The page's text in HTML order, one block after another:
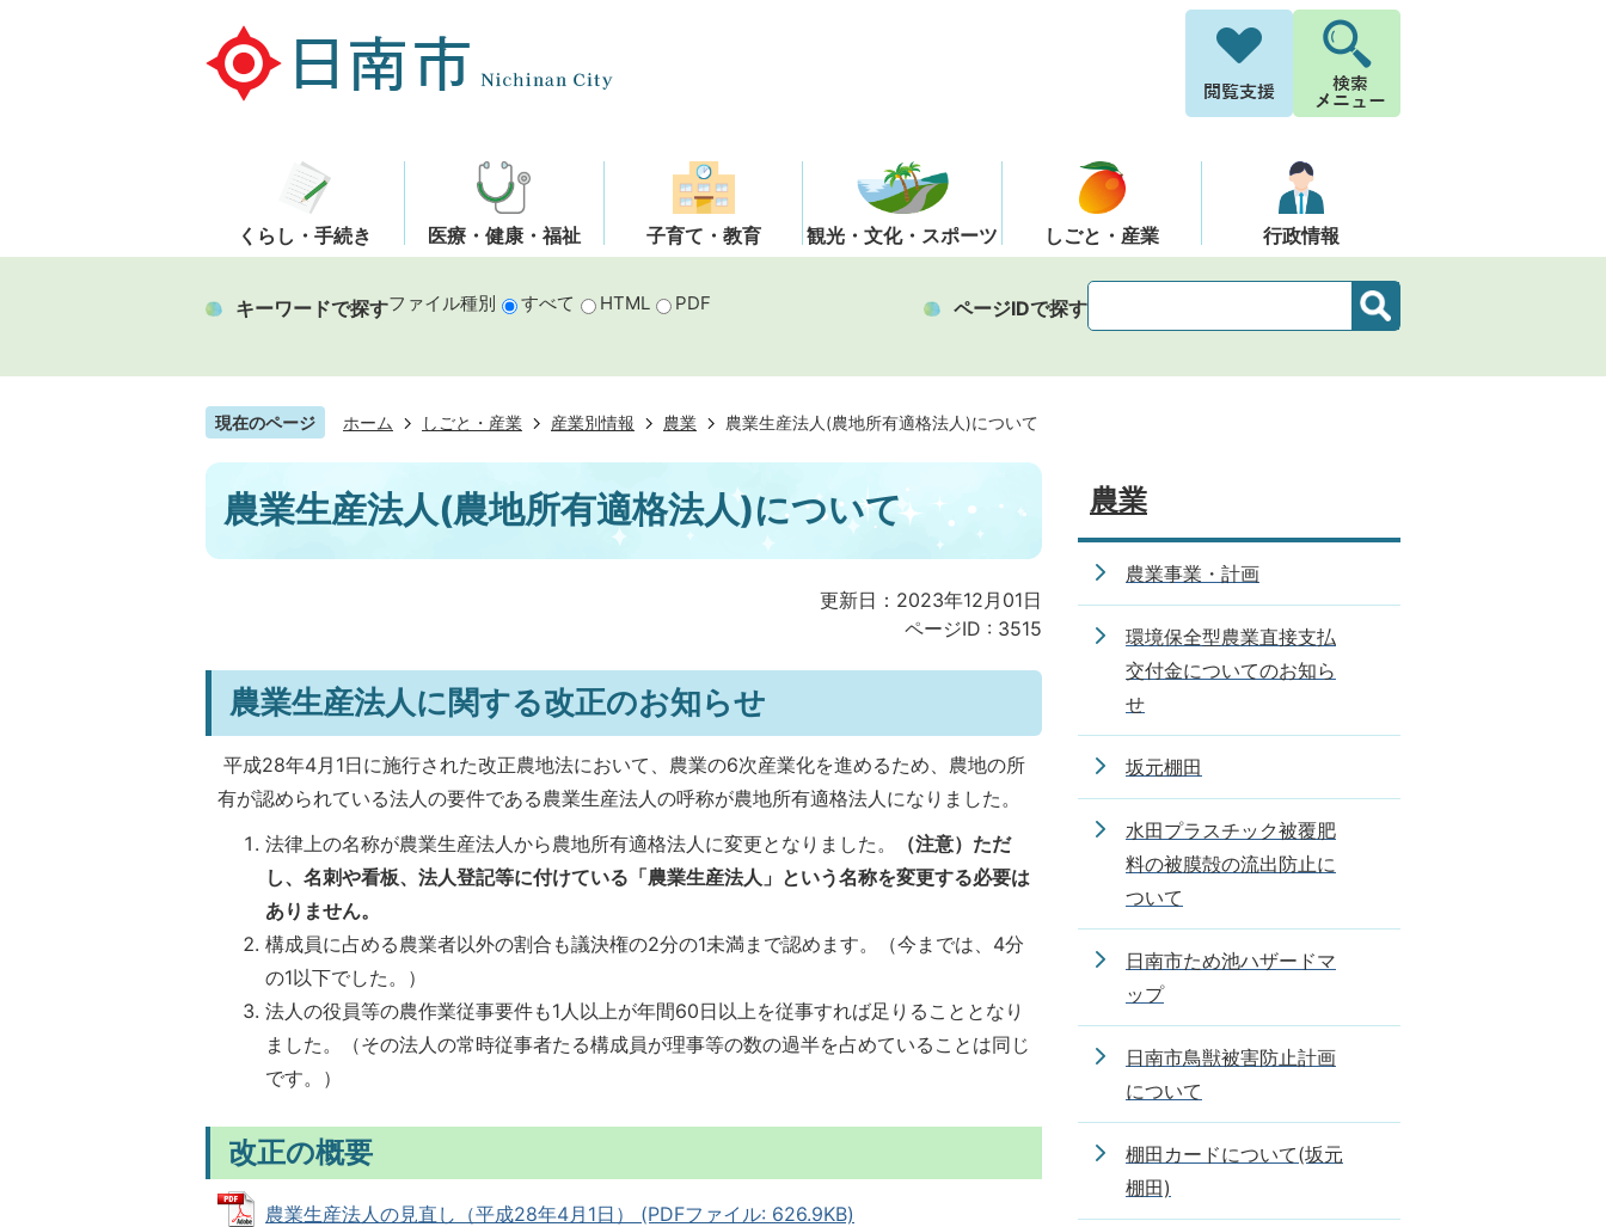
くらし・手続き 医療・健康・福祉 子育て・教育 観光・文化・スポーツ しごと・産業 行政情報
キーワードで探すファイル種別 すべて HTML PDF ページIDで探す
現在のページ ホーム しごと・産業 産業別情報 農業 農業生産法人(農地所有適格法人)について
農業生産法人(農地所有適格法人)について
更新日：2023年12月01日
ページID : 3515
農業生産法人に関する改正のお知らせ
平成28年4月1日に施行された改正農地法において、農業の6次産業化を進めるため、農地の所
有が認められている法人の要件である農業生産法人の呼称が農地所有適格法人になりました。
法律上の名称が農業生産法人から農地所有適格法人に変更となりました。
（注意）ただ
し、名刺や看板、法人登記等に付けている「農業生産法人」という名称を変更する必要は
ありません。
構成員に占める農業者以外の割合も議決権の2分の1未満まで認めます。（今までは、4分
の1以下でした。）
法人の役員等の農作業従事要件も1人以上が年間60日以上を従事すれば足りることとなり
ました。（その法人の常時従事者たる構成員が理事等の数の過半を占めていることは同じ
です。）
改正の概要
農業生産法人の見直し（平成28年4月1日） (PDFファイル: 626.9KB)
農業
農業事業・計画
環境保全型農業直接支払
交付金についてのお知ら
せ
坂元棚田
水田プラスチック被覆肥
料の被膜殻の流出防止に
ついて
日南市ため池ハザードマ
ップ
日南市鳥獣被害防止計画
について
棚田カードについて(坂元
棚田)